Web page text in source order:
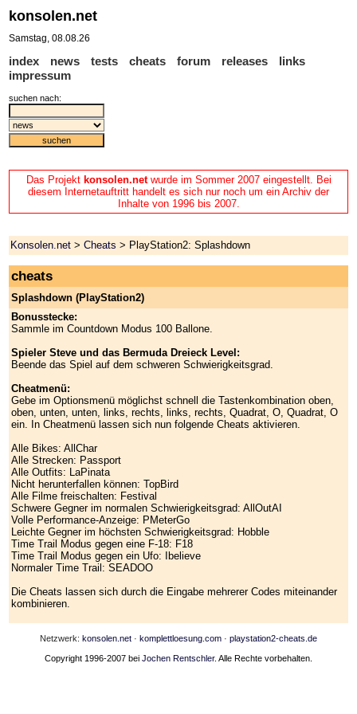
Das Projekt konsolen.netwurde im Sommer 2007 eingestellt. Bei
diesem Internetauftritt handelt es sich nur noch um ein Archiv der
Inhalte von 1996 bis 2007.
Konsolen.net >Cheats > PlayStation2: Splashdown
cheats
Splashdown (PlayStation2)
Bonusstecke:
Sammle im Countdown Modus 100 Ballone.
Spieler Steve und das Bermuda Dreieck Level:
Beende das Spiel auf dem schweren Schwierigkeitsgrad.
Cheatmenü:
Gebe im Optionsmenü möglichst schnell die Tastenkombination oben,
oben, unten, unten, links, rechts, links, rechts, Quadrat, O, Quadrat, O
ein. In Cheatmenü lassen sich nun folgende Cheats aktivieren.
Alle Bikes: AllChar
Alle Strecken: Passport
Alle Outfits: LaPinata
Nicht herunterfallen können: TopBird
Alle Filme freischalten: Festival
Schwere Gegner im normalen Schwierigkeitsgrad: AllOutAI
Volle Performance-Anzeige: PMeterGo
Leichte Gegner im höchsten Schwierigkeitsgrad: Hobble
Time Trail Modus gegen eine F-18: F18
Time Trail Modus gegen ein Ufo: Ibelieve
Normaler Time Trail: SEADOO
Die Cheats lassen sich durch die Eingabe mehrerer Codes miteinander
kombinieren.
Netzwerk: konsolen.net · komplettloesung.com · playstation2-cheats.de
Copyright 1996-2007 bei Jochen Rentschler. Alle Rechte vorbehalten.
konsolen.net
Samstag, 08.08.26
index news tests cheats forum releases
links
impressum
suchen nach: